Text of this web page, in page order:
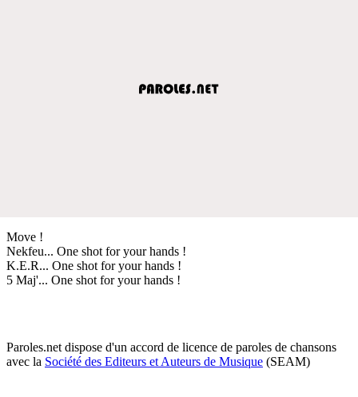
Move !
Nekfeu... One shot for your hands !
K.E.R... One shot for your hands !
5 Maj'... One shot for your hands !
Paroles.net dispose d'un accord de licence de paroles de chansons
avec la Société des Editeurs et Auteurs de Musique (SEAM)